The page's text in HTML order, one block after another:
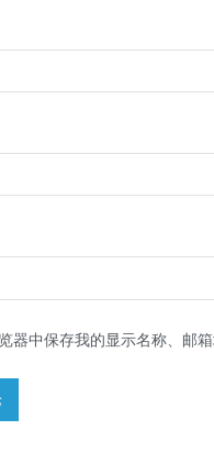
器中保存我的显示名称、邮